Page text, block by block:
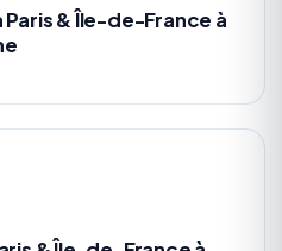
Paris & Île-de-France à